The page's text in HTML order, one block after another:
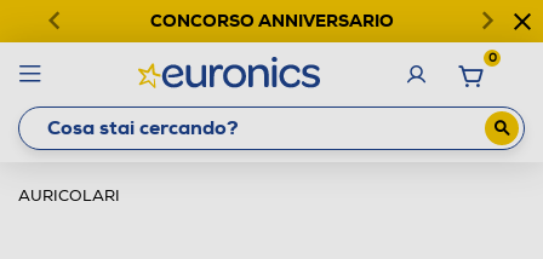
CONCORSO ANNIVERSARIO
0
AURICOLARI